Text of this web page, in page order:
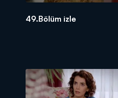
49.Bölüm izle